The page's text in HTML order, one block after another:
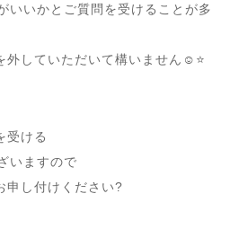
いいかとご質問を受けることが多
外していただいて構いません☺️⭐️
受ける
いますので
申し付けください?